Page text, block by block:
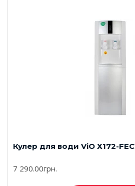
Кулер для води ViO Х172-FЕC
7 290.00грн.